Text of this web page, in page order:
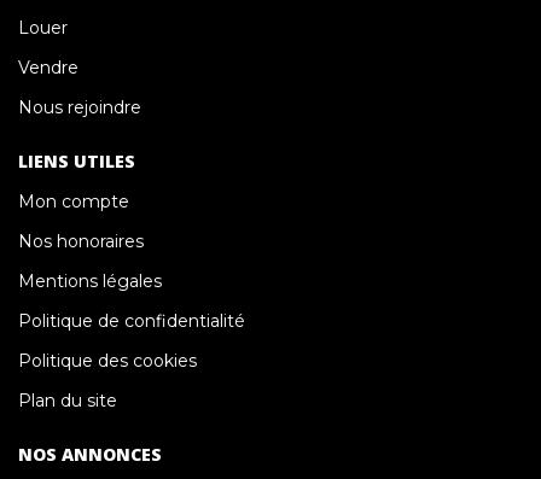
Louer
Vendre
Nous rejoindre
LIENS UTILES
Mon compte
Nos honoraires
Mentions légales
Politique de confidentialité
Politique des cookies
Plan du site
NOS ANNONCES